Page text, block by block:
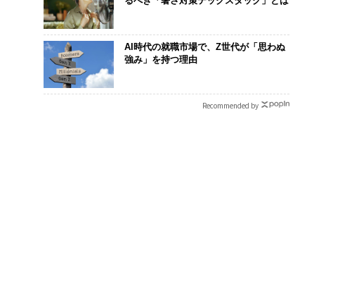
AI時代の就職市場で、Z世代が「思わぬ
強み」を持つ理由
Recommended by